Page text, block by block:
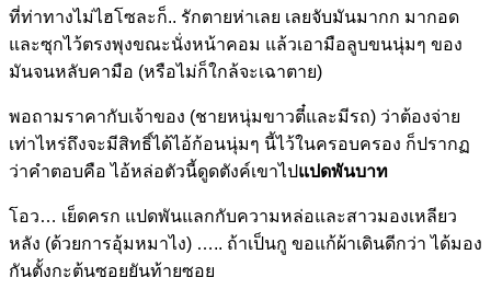
ที่ท่าทางไม่ไฮโซละก็.. รักตายห่าเลย เลยจับมันมากก มากอด
และซุกไว้ตรงพุงขณะนั่งหน้าคอม แล้วเอามือลูบขนนุ่มๆ ของ
มันจนหลับคามือ (หรือไม่ก็ใกล้จะเฉาตาย)
พอถามราคากับเจ้าของ (ชายหนุ่มขาวตี๋และมีรถ) ว่าต้องจ่าย
เท่าไหร่ถึงจะมีสิทธิ์ได้ไอ้ก้อนนุ่มๆ นี้ไว้ในครอบครอง ก็ปรากฏ
ว่าคำตอบคือ ไอ้หล่อตัวนี้ดูดตังค์เขาไปแปดพันบาท
โอว… เย็ดครก แปดพันแลกกับความหล่อและสาวมองเหลียว
หลัง (ด้วยการอุ้มหมาไง) ….. ถ้าเป็นกู ขอแก้ผ้าเดินดีกว่า ได้มอง
กันตั้งกะต้นซอยยันท้ายซอย